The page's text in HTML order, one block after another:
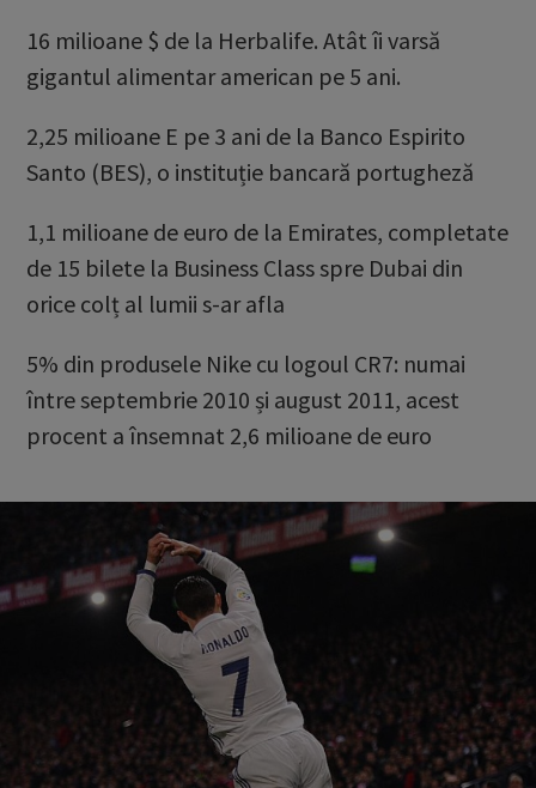
16 milioane $ de la Herbalife. Atât îi varsă
gigantul alimentar american pe 5 ani.
2,25 milioane E pe 3 ani de la Banco Espirito
Santo (BES), o instituție bancară portugheză
1,1 milioane de euro de la Emirates, completate
de 15 bilete la Business Class spre Dubai din
orice colț al lumii s-ar afla
5% din produsele Nike cu logoul CR7: numai
între septembrie 2010 și august 2011, acest
procent a însemnat 2,6 milioane de euro